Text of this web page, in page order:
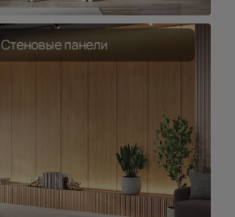
Стеновые панели